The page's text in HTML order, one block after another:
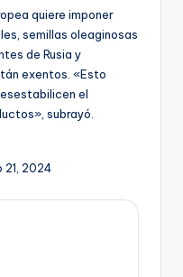
quiere imponer
semillas oleaginosas
de Rusia y
exentos. «Esto
el
subrayó.
21, 2024